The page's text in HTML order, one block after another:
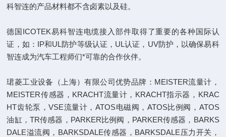
科智连的产品材料都不含卤素以及硅。
德国ICOTEK易科智连电缆接入部件取得了重要的各种国际认
证，如：IP和UL防护等级认证，UL认证，UV防护，以确保易科
智连成为汽车工程师们*可靠的合作伙伴。
珺菱工业设备（上海）有限公司优势品牌：MEISTER流量计，
MEISTER传感器，KRACHT流量计，KRACHT指示器，KRAC
HT齿轮泵，VSE流量计，ATOS电磁阀，ATOS比例阀，ATOS
油缸，TR传感器，PARKER比例阀，PARKER传感器，BARKS
DALE溢流阀，BARKSDALE传感器，BARKSDALE压力开关，